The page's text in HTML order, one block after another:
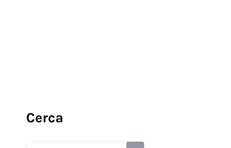
Cerca